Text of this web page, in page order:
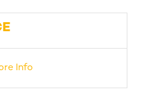
Info